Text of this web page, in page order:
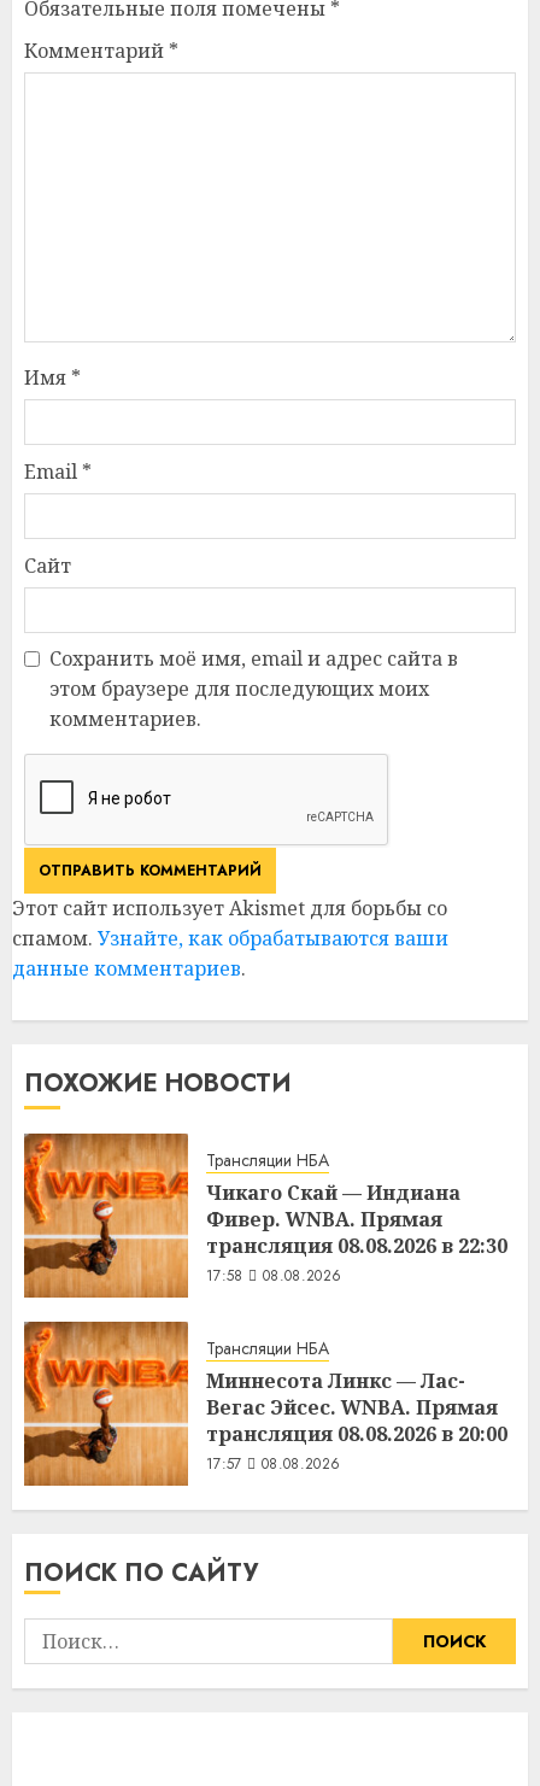
Обязательные поля помечены *
Комментарий *
Имя *
Email *
Сайт
Сохранить моё имя, email и адрес сайта в
этом браузере для последующих моих
комментариев.
Этот сайт использует Akismet для борьбы со
спамом. Узнайте, как обрабатываются ваши
данные комментариев.
ПОХОЖИЕ НОВОСТИ
Трансляции НБА
Чикаго Скай — Индиана
Фивер. WNBA. Прямая
трансляция 08.08.2026 в 22:30
17:58 08.08.2026
Трансляции НБА
Миннесота Линкс — Лас-
Вегас Эйсес. WNBA. Прямая
трансляция 08.08.2026 в 20:00
17:57 08.08.2026
ПОИСК ПО САЙТУ
Найти: